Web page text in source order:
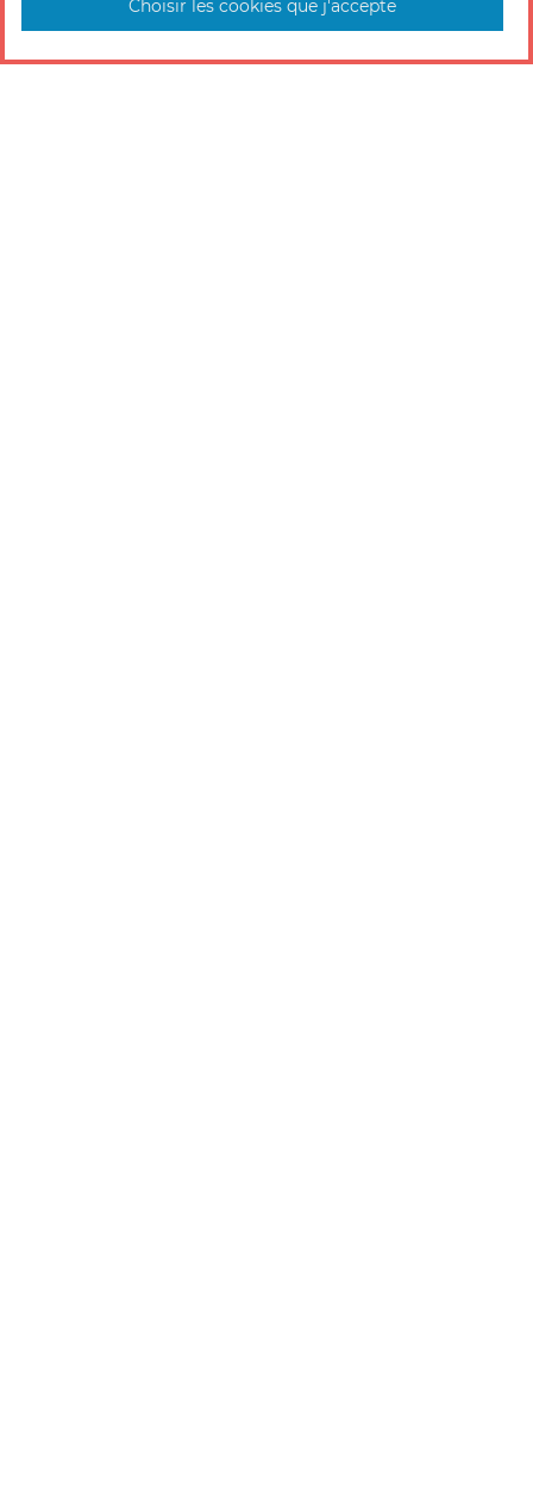
Choisir les cookies que j'accepte